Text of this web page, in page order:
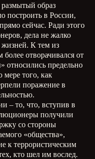
образ
построить в России,
сейчас. Ради этого
дела не жалко
К тем из
более отворачивался от
относились предельно
мере того, как
поражение в
– то, что, вступив в
получили
со стороны
«общества»,
к террористическим
кто шел им вослед.